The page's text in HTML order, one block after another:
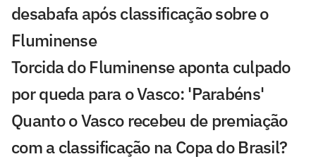
desabafa após classificação sobre o
Fluminense
Torcida do Fluminense aponta culpado
por queda para o Vasco: 'Parabéns'
Quanto o Vasco recebeu de premiação
com a classificação na Copa do Brasil?